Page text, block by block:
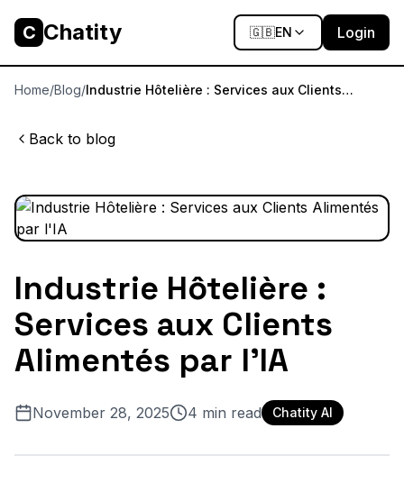
C Chatity 🇬🇧EN Login
Home/Blog/Industrie Hôtelière : Services aux Clients
Back to blog
Industrie Hôtelière :
Services aux Clients
Alimentés par l'IA
November 28, 2025 4 min read Chatity AI